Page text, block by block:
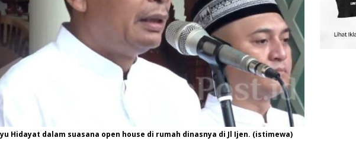
Hidayat dalam suasana open house di rumah dinasnya di Jl Ijen. (istimewa)